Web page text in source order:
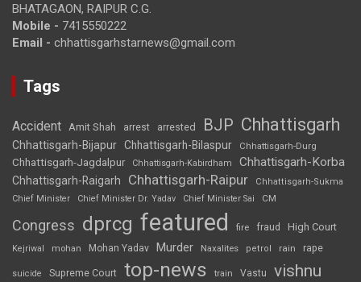
BHATAGAON, RAIPUR C.G.
Mobile - 7415550222
Email - chhattisgarhstarnews@gmail.com
Tags
Accident Amit Shah arrest arrested BJP Chhattisgarh
Chhattisgarh-Bijapur Chhattisgarh-Bilaspur Chhattisgarh-Durg
Chhattisgarh-Jagdalpur Chhattisgarh-Kabirdham Chhattisgarh-Korba
Chhattisgarh-Raigarh Chhattisgarh-Raipur
Chhattisgarh-Sukma
Chief Minister
Chief Minister Dr. Yadav Chief Minister Sai CM
Congress dprcg featured fire fraud High Court
Kejriwal mohan Mohan Yadav Murder Naxalites petrol rain rape
suicide Supreme Court top-news train Vastu vishnu